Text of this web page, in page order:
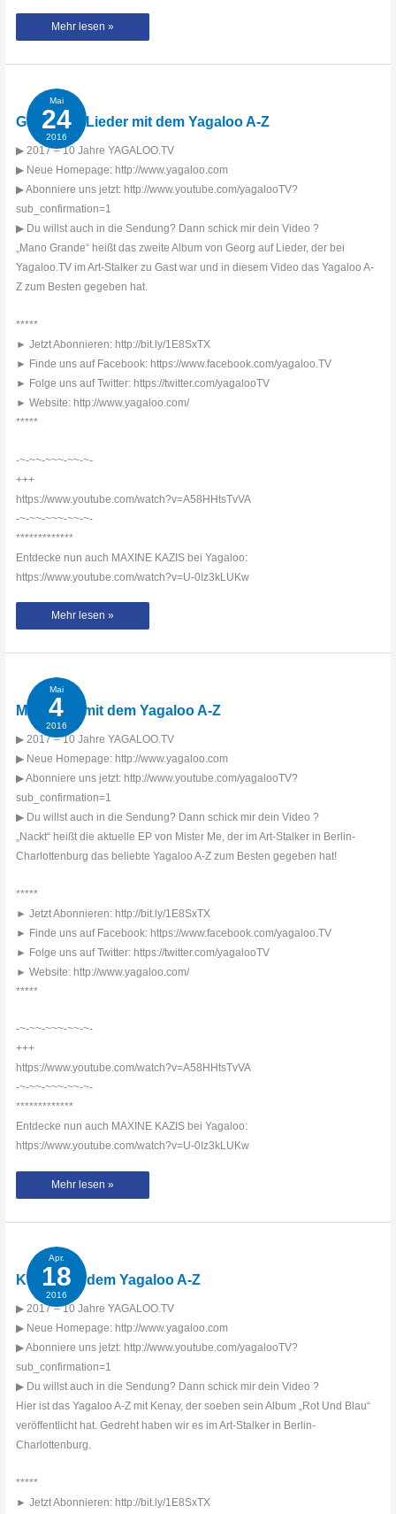
Destination
Yagaloo
Mehr lesen »
Mai
24
2016
Georg auf Lieder mit dem Yagaloo A-Z
▶ 2017 – 10 Jahre YAGALOO.TV
▶ Neue Homepage: http://www.yagaloo.com
▶ Abonniere uns jetzt: http://www.youtube.com/yagalooTV?
sub_confirmation=1
▶ Du willst auch in die Sendung? Dann schick mir dein Video ?
„Mano Grande“ heißt das zweite Album von Georg auf Lieder, der bei
Yagaloo.TV im Art-Stalker zu Gast war und in diesem Video das Yagaloo A-
Z zum Besten gegeben hat.
*****
► Jetzt Abonnieren: http://bit.ly/1E8SxTX
► Finde uns auf Facebook: https://www.facebook.com/yagaloo.TV
► Folge uns auf Twitter: https://twitter.com/yagalooTV
► Website: http://www.yagaloo.com/
*****
-~-~~-~~~-~~-~-
+++
https://www.youtube.com/watch?v=A58HHtsTvVA
-~-~~-~~~-~~-~-
*************
Entdecke nun auch MAXINE KAZIS bei Yagaloo:
https://www.youtube.com/watch?v=U-0Iz3kLUKw
Georg
dem
Mehr lesen »
Mai
4
2016
Mister Me mit dem Yagaloo A-Z
▶ 2017 – 10 Jahre YAGALOO.TV
▶ Neue Homepage: http://www.yagaloo.com
▶ Abonniere uns jetzt: http://www.youtube.com/yagalooTV?
sub_confirmation=1
▶ Du willst auch in die Sendung? Dann schick mir dein Video ?
„Nackt“ heißt die aktuelle EP von Mister Me, der im Art-Stalker in Berlin-
Charlottenburg das beliebte Yagaloo A-Z zum Besten gegeben hat!
*****
► Jetzt Abonnieren: http://bit.ly/1E8SxTX
► Finde uns auf Facebook: https://www.facebook.com/yagaloo.TV
► Folge uns auf Twitter: https://twitter.com/yagalooTV
► Website: http://www.yagaloo.com/
*****
-~-~~-~~~-~~-~-
+++
https://www.youtube.com/watch?v=A58HHtsTvVA
-~-~~-~~~-~~-~-
*************
Entdecke nun auch MAXINE KAZIS bei Yagaloo:
https://www.youtube.com/watch?v=U-0Iz3kLUKw
Mister
Yagaloo
Mehr lesen »
Apr.
18
2016
Kenay mit dem Yagaloo A-Z
▶ 2017 – 10 Jahre YAGALOO.TV
▶ Neue Homepage: http://www.yagaloo.com
▶ Abonniere uns jetzt: http://www.youtube.com/yagalooTV?
sub_confirmation=1
▶ Du willst auch in die Sendung? Dann schick mir dein Video ?
Hier ist das Yagaloo A-Z mit Kenay, der soeben sein Album „Rot Und Blau“
veröffentlicht hat. Gedreht haben wir es im Art-Stalker in Berlin-
Charlottenburg.
*****
► Jetzt Abonnieren: http://bit.ly/1E8SxTX